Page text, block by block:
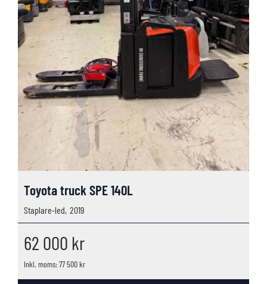
Toyota truck SPE 140L
Staplare-led, 2019
62 000 kr
Inkl. moms: 77 500 kr